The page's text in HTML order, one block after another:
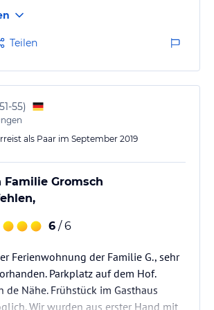
Teilen
51-55)
als Paar im September 2019
Gromsch
6 / 6
Ferienwohnung der Familie G., sehr
Parkplatz auf dem Hof.
de Nähe. Frühstück im Gasthaus
Wir wurden aus erster Hand mit